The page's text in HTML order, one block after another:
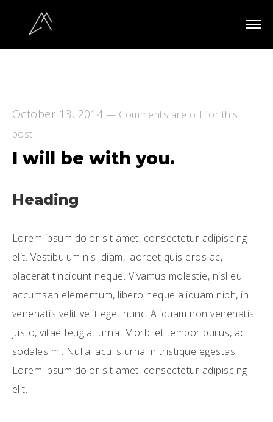
October 13, 2014 — Comments are off for this
post.
I will be with you.
Heading
Lorem ipsum dolor sit amet, consectetur adipiscing
elit. Vestibulum nisl diam, laoreet quis eros ac,
placerat tincidunt neque. Vivamus molestie, nisl eu
accumsan elementum, libero neque aliquam nibh, in
venenatis velit velit eget nunc. Aliquam non venenatis
justo, vitae feugiat urna. Morbi et tempor purus, ac
sodales mi. Nulla iaculis urna in tristique egestas.
Lorem ipsum dolor sit amet, consectetur adipiscing
elit.